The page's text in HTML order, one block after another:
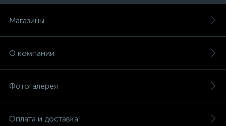
Магазины
О компании
Фотогалерея
Оплата и доставка